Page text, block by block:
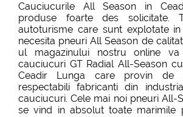
Cauciucurile All Season in
produse foarte des solicitate.
autoturisme care sunt explotate
necesita pneuri All Season de
ul magazinului nostru online va
cauciucuri GT Radial All-Season
Ceadir Lunga care provin de
respectabili fabricanti din
cauciucuri. Cele mai noi pneuri All-
se vind in absolut toate marimile